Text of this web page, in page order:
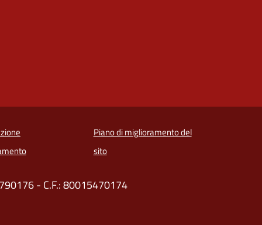
Piano di miglioramento del
sito
- C.F.: 80015470174